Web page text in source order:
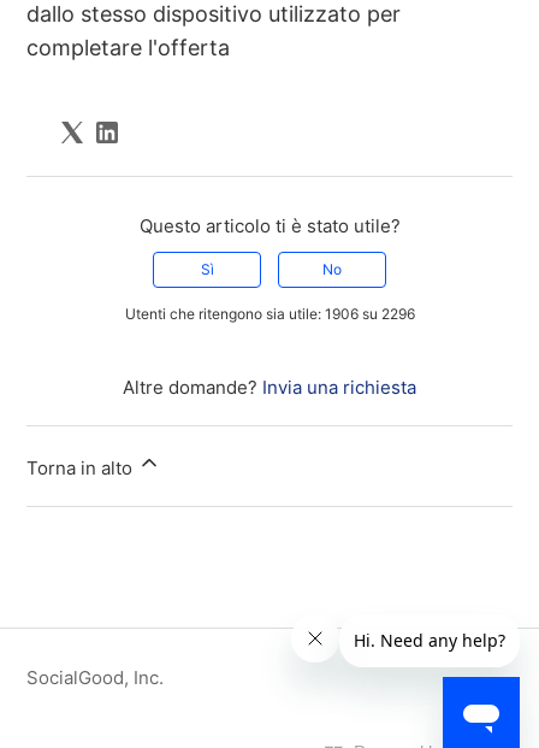
dallo stesso dispositivo utilizzato per
completare l'offerta
Questo articolo ti è stato utile?
Sì No
Utenti che ritengono sia utile: 1906 su 2296
Altre domande? Invia una richiesta
Torna in alto
SocialGood, Inc.